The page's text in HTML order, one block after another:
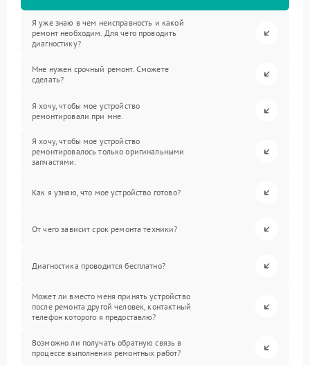
Я уже знаю в чем неисправность и какой
ремонт необходим. Для чего проводить
диагностику?
Мне нужен срочный ремонт. Сможете
сделать?
Я хочу, чтобы мое устройство
ремонтировали при мне.
Я хочу, чтобы мое устройство
ремонтировалось только оригинальными
запчастями.
Как я узнаю, что мое устройство готово?
От чего зависит срок ремонта техники?
Диагностика проводится бесплатно?
Может ли вместо меня принять устройство
после ремонта другой человек, контактный
телефон которого я предоставлю?
Возможно ли получать обратную связь в
процессе выполнения ремонтных работ?